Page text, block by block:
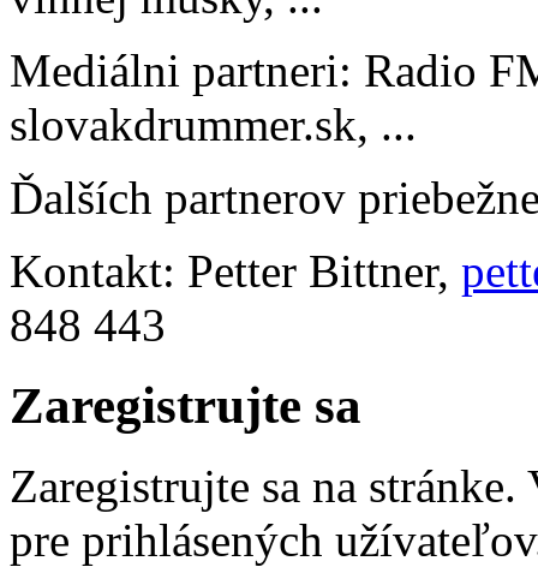
Mediálni partneri: Radio
slovakdrummer.sk, ...
Ďalších partnerov
Kontakt: Petter Bittner,
848 443
Zaregistrujte sa
Zaregistrujte sa na
pre prihlásených